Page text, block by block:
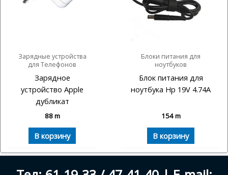
Зарядные устройства
для Телефонов
Зарядное
устройство Apple
дубликат
88m
В корзину
Блоки питания для
ноутбуков
Блок питания для
ноутбука Hp 19V 4.74A
154m
В корзину